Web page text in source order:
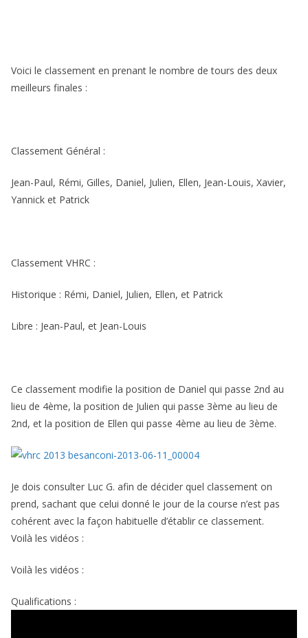
Voici le classement en prenant le nombre de tours des deux
meilleurs finales :
Classement Général :
Jean-Paul, Rémi, Gilles, Daniel, Julien, Ellen, Jean-Louis, Xavier,
Yannick et Patrick
Classement VHRC :
Historique : Rémi, Daniel, Julien, Ellen, et Patrick
Libre : Jean-Paul, et Jean-Louis
Ce classement modifie la position de Daniel qui passe 2nd au
lieu de 4ème, la position de Julien qui passe 3ème au lieu de
2nd, et la position de Ellen qui passe 4ème au lieu de 3ème.
Je dois consulter Luc G. afin de décider quel classement on
prend, sachant que celui donné le jour de la course n’est pas
cohérent avec la façon habituelle d’établir ce classement.
Voilà les vidéos :
Voilà les vidéos :
Qualifications :